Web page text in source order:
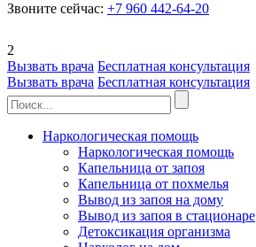
Звоните сейчас: +7 960 442-64-20
2
Вызвать врача Бесплатная консультация
Вызвать врача Бесплатная консультация
Наркологическая помощь
Наркологическая помощь
Капельница от запоя
Капельница от похмелья
Вывод из запоя на дому
Вывод из запоя в стационаре
Детоксикация организма